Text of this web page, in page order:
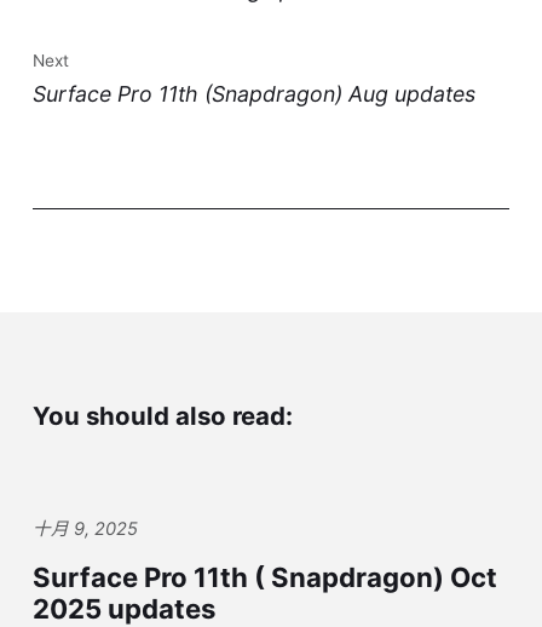
Next
Surface Pro 11th (Snapdragon) Aug updates
You should also read:
十月 9, 2025
Surface Pro 11th ( Snapdragon) Oct
2025 updates